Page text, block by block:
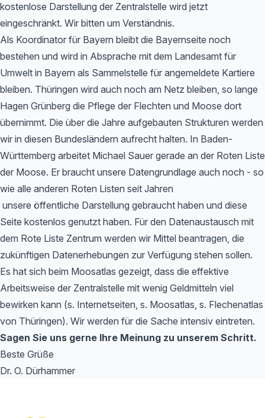
kostenlose Darstellung der Zentralstelle wird jetzt
eingeschränkt. Wir bitten um Verständnis.
Als Koordinator für Bayern bleibt die Bayernseite noch
bestehen und wird in Absprache mit dem Landesamt für
Umwelt in Bayern als Sammelstelle für angemeldete Kartiere
bleiben. Thüringen wird auch noch am Netz bleiben, so lange
Hagen Grünberg die Pflege der Flechten und Moose dort
übernimmt. Die über die Jahre aufgebauten Strukturen werden
wir in diesen Bundesländern aufrecht halten. In Baden-
Württemberg arbeitet Michael Sauer gerade an der Roten Liste
der Moose. Er braucht unsere Datengrundlage auch noch - so
wie alle anderen Roten Listen seit Jahren
unsere öffentliche Darstellung gebraucht haben und diese
Seite kostenlos genutzt haben. Für den Datenaustausch mit
dem Rote Liste Zentrum werden wir Mittel beantragen, die
zukünftigen Datenerhebungen zur Verfügung stehen sollen.
Es hat sich beim Moosatlas gezeigt, dass die effektive
Arbeitsweise der Zentralstelle mit wenig Geldmitteln viel
bewirken kann (s. Internetseiten, s. Moosatlas, s. Flechenatlas
von Thüringen). Wir werden für die Sache intensiv eintreten.
Sagen Sie uns gerne Ihre Meinung zu unserem Schritt.
Beste Grüße
Dr. O. Dürhammer